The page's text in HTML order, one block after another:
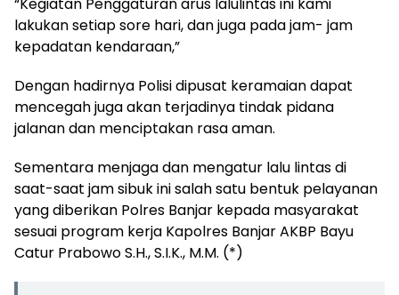
lakukan setiap sore hari, dan juga pada jam- jam
kepadatan kendaraan,”
Dengan hadirnya Polisi dipusat keramaian dapat
mencegah juga akan terjadinya tindak pidana
jalanan dan menciptakan rasa aman.
Sementara menjaga dan mengatur lalu lintas di
saat-saat jam sibuk ini salah satu bentuk pelayanan
yang diberikan Polres Banjar kepada masyarakat
sesuai program kerja Kapolres Banjar AKBP Bayu
Catur Prabowo S.H., S.I.K., M.M. (*)